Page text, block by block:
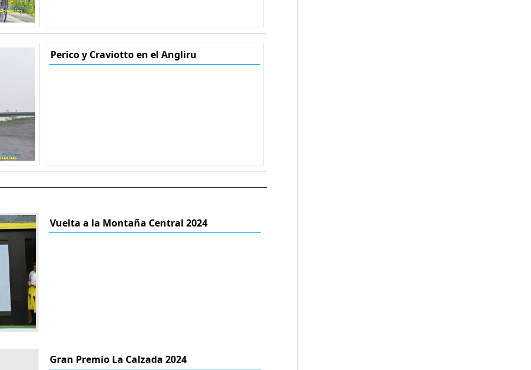
Perico y Craviotto en el Angliru
Vuelta a la Montaña Central 2024
Gran Premio La Calzada 2024